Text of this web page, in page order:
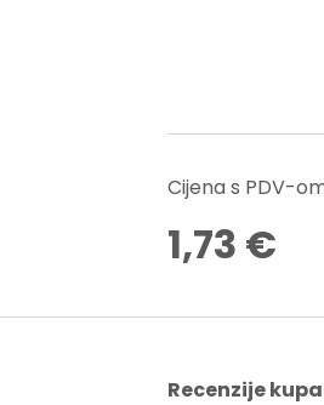
Cijena s PDV-
1,73 €
Recenzije